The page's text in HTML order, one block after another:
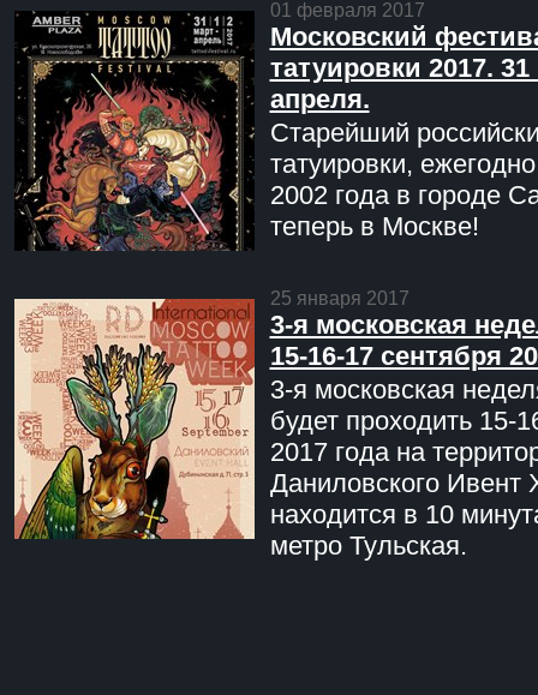
01 февраля 2017
Московский
татуировки 2017. 31
апреля.
Старейший
татуировки,
2002 года в городе
теперь в Москве!
25 января 2017
3-я московская
15-16-17 сентября
3-я московская
будет проходить 15-
2017 года на
Даниловского Ивент
находится в 10
метро Тульская.